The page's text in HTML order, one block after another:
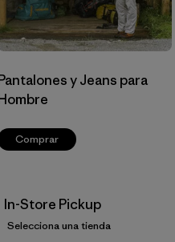
y Jeans para
Comprar
In-Store Pickup
Selecciona una tienda